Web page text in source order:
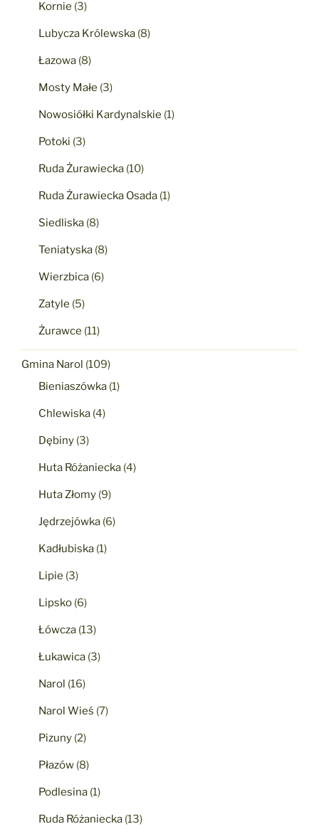
Kornie (3)
Lubycza Królewska (8)
Łazowa (8)
Mosty Małe (3)
Nowosiółki Kardynalskie (1)
Potoki (3)
Ruda Żurawiecka (10)
Ruda Żurawiecka Osada (1)
Siedliska (8)
Teniatyska (8)
Wierzbica (6)
Zatyle (5)
Żurawce (11)
Gmina Narol (109)
Bieniaszówka (1)
Chlewiska (4)
Dębiny (3)
Huta Różaniecka (4)
Huta Złomy (9)
Jędrzejówka (6)
Kadłubiska (1)
Lipie (3)
Lipsko (6)
Łówcza (13)
Łukawica (3)
Narol (16)
Narol Wieś (7)
Pizuny (2)
Płazów (8)
Podlesina (1)
Ruda Różaniecka (13)